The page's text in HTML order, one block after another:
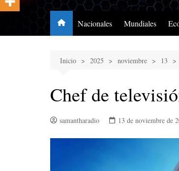
Nacionales Mundiales
Inicio 2025 noviembre 13
Chef de
samantharadio 13 de noviembre de